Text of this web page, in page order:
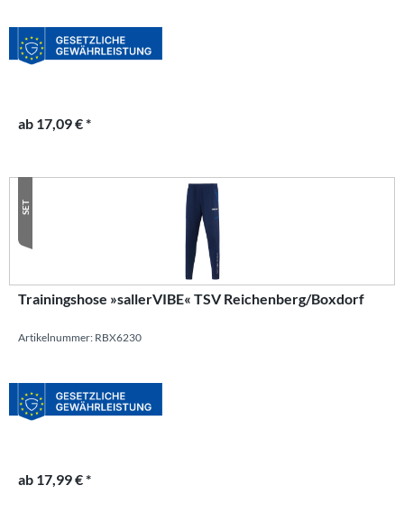
ab 17,09 € *
SET
Trainingshose »sallerVIBE« TSV Reichenberg/Boxdorf
Artikelnummer: RBX6230
ab 17,99 € *